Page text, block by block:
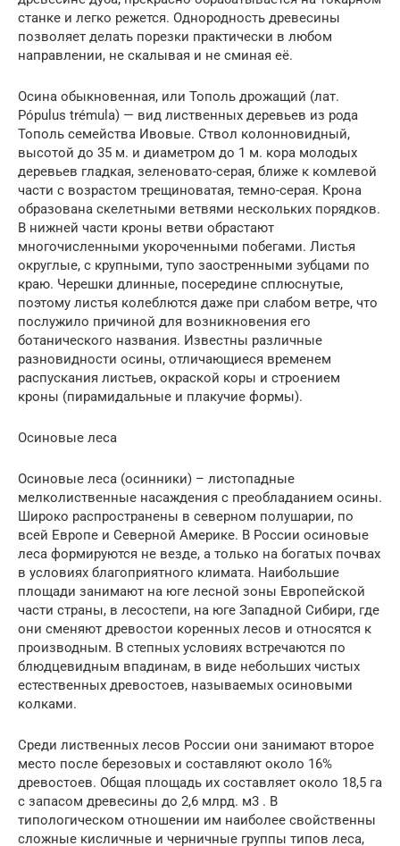
станке и легко режется. Однородность древесины
позволяет делать порезки практически в любом
направлении, не скалывая и не сминая её.
Осина обыкновенная, или Тополь дрожащий (лат.
Pópulus trémula) — вид лиственных деревьев из рода
Тополь семейства Ивовые. Ствол колонновидный,
высотой до 35 м. и диаметром до 1 м. кора молодых
деревьев гладкая, зеленовато-серая, ближе к комлевой
части с возрастом трещиноватая, темно-серая. Крона
образована скелетными ветвями нескольких порядков.
В нижней части кроны ветви обрастают
многочисленными укороченными побегами. Листья
округлые, с крупными, тупо заостренными зубцами по
краю. Черешки длинные, посередине сплюснутые,
поэтому листья колеблются даже при слабом ветре, что
послужило причиной для возникновения его
ботанического названия. Известны различные
разновидности осины, отличающиеся временем
распускания листьев, окраской коры и строением
кроны (пирамидальные и плакучие формы).
Осиновые леса
Осиновые леса (осинники) – листопадные
мелколиственные насаждения с преобладанием осины.
Широко распространены в северном полушарии, по
всей Европе и Северной Америке. В России осиновые
леса формируются не везде, а только на богатых почвах
в условиях благоприятного климата. Наибольшие
площади занимают на юге лесной зоны Европейской
части страны, в лесостепи, на юге Западной Сибири, где
они сменяют древостои коренных лесов и относятся к
производным. В степных условиях встречаются по
блюдцевидным впадинам, в виде небольших чистых
естественных древостоев, называемых осиновыми
колками.
Среди лиственных лесов России они занимают второе
место после березовых и составляют около 16%
древостоев. Общая площадь их составляет около 18,5 га
с запасом древесины до 2,6 млрд. м3 . В
типологическом отношении им наиболее свойственны
сложные кисличные и черничные группы типов леса,